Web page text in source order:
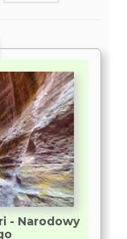
- Narodowy